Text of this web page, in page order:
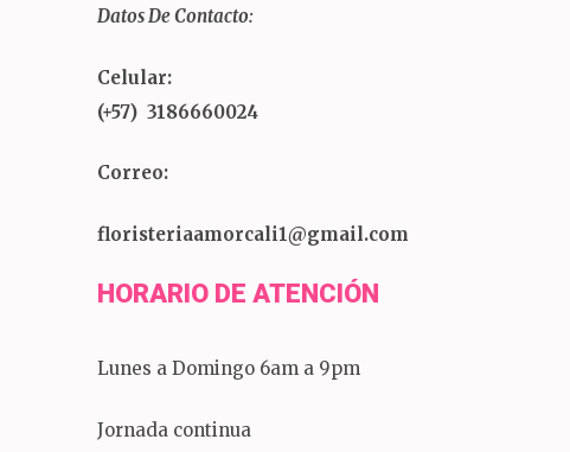
Datos De Contacto:
Celular:
(+57) 3186660024
Correo:
floristeriaamorcali1@gmail.com
HORARIO DE ATENCIÓN
Lunes a Domingo 6am a 9pm
Jornada continua